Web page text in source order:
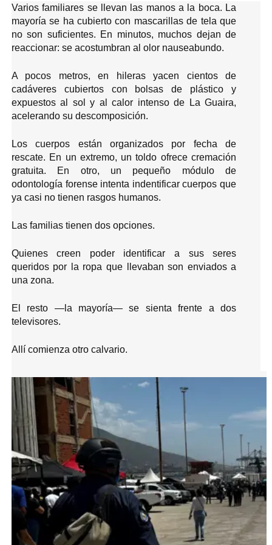
Varios familiares se llevan las manos a la boca. La
mayoría se ha cubierto con mascarillas de tela que
no son suficientes. En minutos, muchos dejan de
reaccionar: se acostumbran al olor nauseabundo.
A pocos metros, en hileras yacen cientos de
cadáveres cubiertos con bolsas de plástico y
expuestos al sol y al calor intenso de La Guaira,
acelerando su descomposición.
Los cuerpos están organizados por fecha de
rescate. En un extremo, un toldo ofrece cremación
gratuita. En otro, un pequeño módulo de
odontología forense intenta indentificar cuerpos que
ya casi no tienen rasgos humanos.
Las familias tienen dos opciones.
Quienes creen poder identificar a sus seres
queridos por la ropa que llevaban son enviados a
una zona.
El resto —la mayoría— se sienta frente a dos
televisores.
Allí comienza otro calvario.